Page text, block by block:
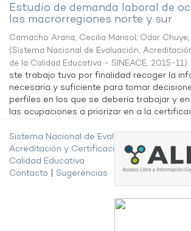
Estudio de demanda laboral de
las macrorregiones norte y sur
Camacho Arana, Cecilia Marisol; Odar
(Sistema Nacional de Evaluación,
de la Calidad Educativa - SINEACE, 2015-11)
ste trabajo tuvo por finalidad recoger la
necesaria y suficiente para tomar
perfiles en los que se debería trabajar y
las ocupaciones a priorizar en a la
Sistema Nacional de Evaluación,
Acreditación y Certificación de la
Calidad Educativa
Contacto
Sugerencias